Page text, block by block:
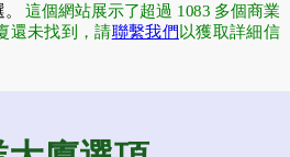
這個網站展示了超過 1083 多個商業
還未找到，請聯繫我們 以獲取詳細信